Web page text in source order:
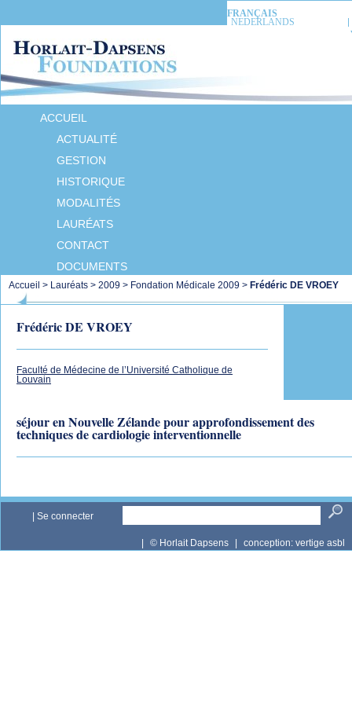
FRANÇAIS
NEDERLANDS
ACCUEIL
ACTUALITÉ
GESTION
HISTORIQUE
MODALITÉS
LAURÉATS
CONTACT
DOCUMENTS
Accueil > Lauréats > 2009 > Fondation Médicale 2009 > Frédéric DE VROEY
Frédéric DE VROEY
Faculté de Médecine de l’Université Catholique de
Louvain
séjour en Nouvelle Zélande pour approfondissement des
techniques de cardiologie interventionnelle
Se connecter
© Horlait Dapsens conception: vertige asbl